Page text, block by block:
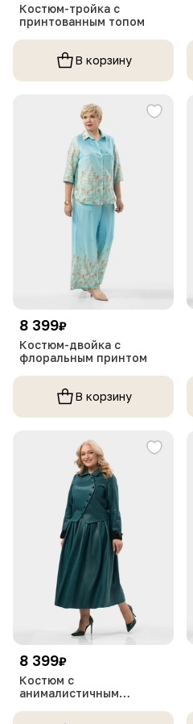
Костюм-тройка с
принтованным топом
В корзину
8 399₽
Костюм-двойка с
флоральным принтом
В корзину
8 399₽
Костюм с
анималистичным